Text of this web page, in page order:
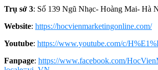
Trụ sở 3: Số 139 Ngũ Nhạc- Hoàng Mai- Hà
Website: https://hocvienmarketingonline.com/
Youtube: https://www.youtube.com/c/
Fanpage: https://www.facebook.com/